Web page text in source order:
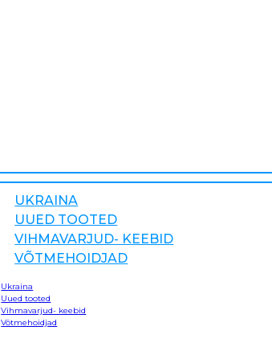
UKRAINA
UUED TOOTED
VIHMAVARJUD- KEEBID
VÕTMEHOIDJAD
Ukraina
Uued tooted
Vihmavarjud- keebid
Võtmehoidjad